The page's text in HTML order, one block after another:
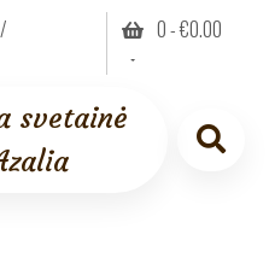
0 -€0.00
svetainė